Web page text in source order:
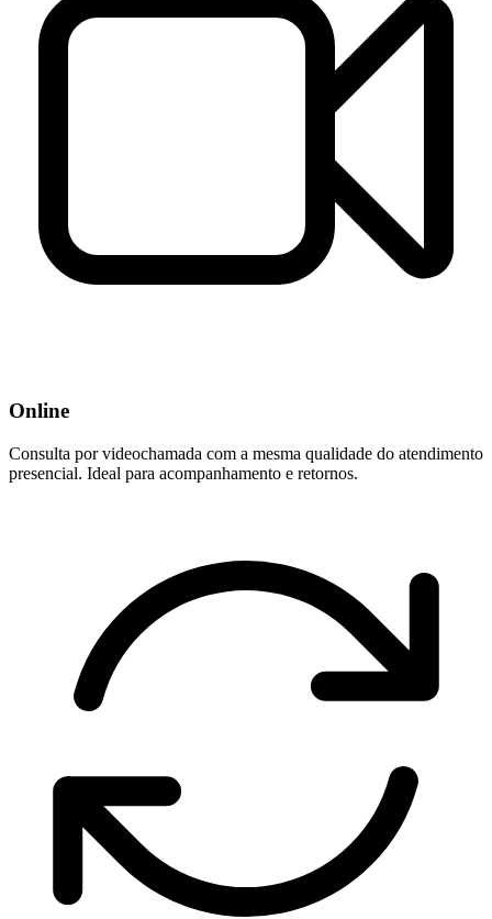
Online
Consulta por videochamada com a mesma qualidade do atendimento
presencial. Ideal para acompanhamento e retornos.